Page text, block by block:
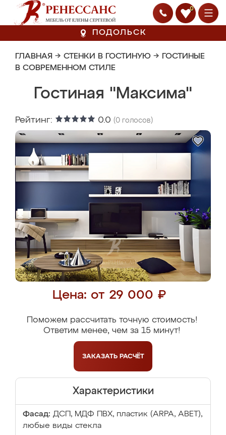
0
ПОДОЛЬСК
ГЛАВНАЯ → СТЕНКИ В ГОСТИНУЮ → ГОСТИНЫЕ
В СОВРЕМЕННОМ СТИЛЕ
Гостиная "Максима"
Рейтинг: 0.0 (0 голосов)
Цена: от 29 000 ₽
Поможем рассчитать точную стоимость!
Ответим менее, чем за 15 минут!
ЗАКАЗАТЬ РАСЧЁТ
Характеристики
Фасад: ДСП, МДФ ПВХ, пластик (ARPA, ABET),
любые виды стекла